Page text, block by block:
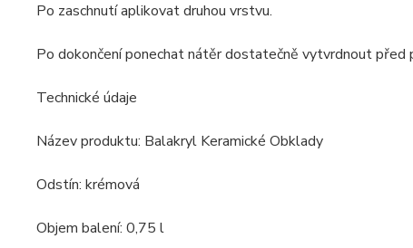
Po zaschnutí aplikovat druhou vrstvu.
Po dokončení ponechat nátěr dostatečně vytvrdnout před
Technické údaje
Název produktu: Balakryl Keramické Obklady
Odstín: krémová
Objem balení: 0,75 l